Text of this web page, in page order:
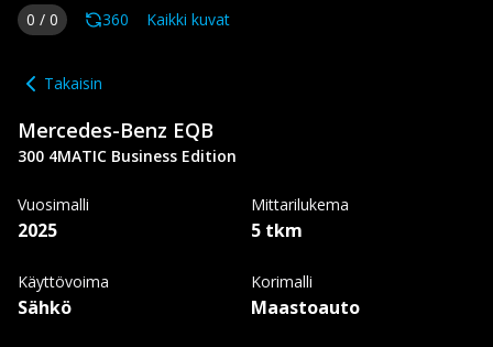
0 / 0 360 Kaikki kuvat
Takaisin
Mercedes-Benz EQB
300 4MATIC Business Edition
Vuosimalli
2025
Mittarilukema
5 tkm
Käyttövoima
Sähkö
Korimalli
Maastoauto